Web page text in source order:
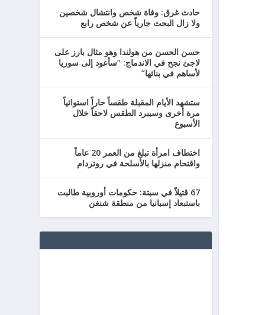
حادث غرق: وفاة شخص وانتشال شخصين
ولا زال البحث جارياً عن شخص رابع
حسن الحسن من هولندا وهو مثال بارز على
لاجئ نجح في الاندماج: “سأعود إلى سوريا
لأساهم في بنائها”
ستشهد الأيام المقبلة طقساً حاراً استوائياً
مرة أخرى وسيبرد الطقس لاحقاً خلال
الأسبوع
اختطاف امرأة تبلغ من العمر 20 عاماً
واقتحام منزلها بالأسلحة في روتردام
67 قتيلاً في سبتة: حكومات أوروبية طالبت
باستبعاد إسبانيا من منطقة شنغن